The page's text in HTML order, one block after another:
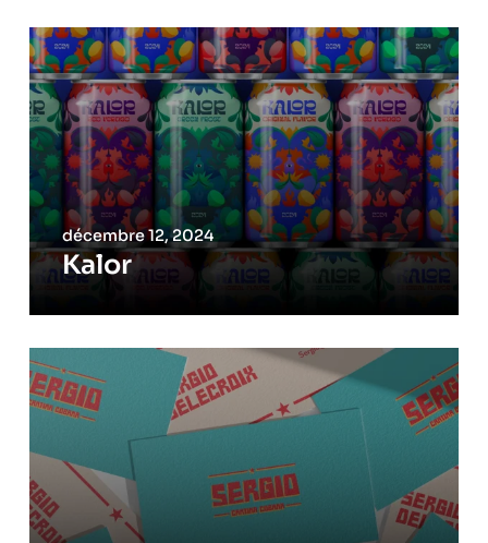
décembre 12, 2024
Kalor